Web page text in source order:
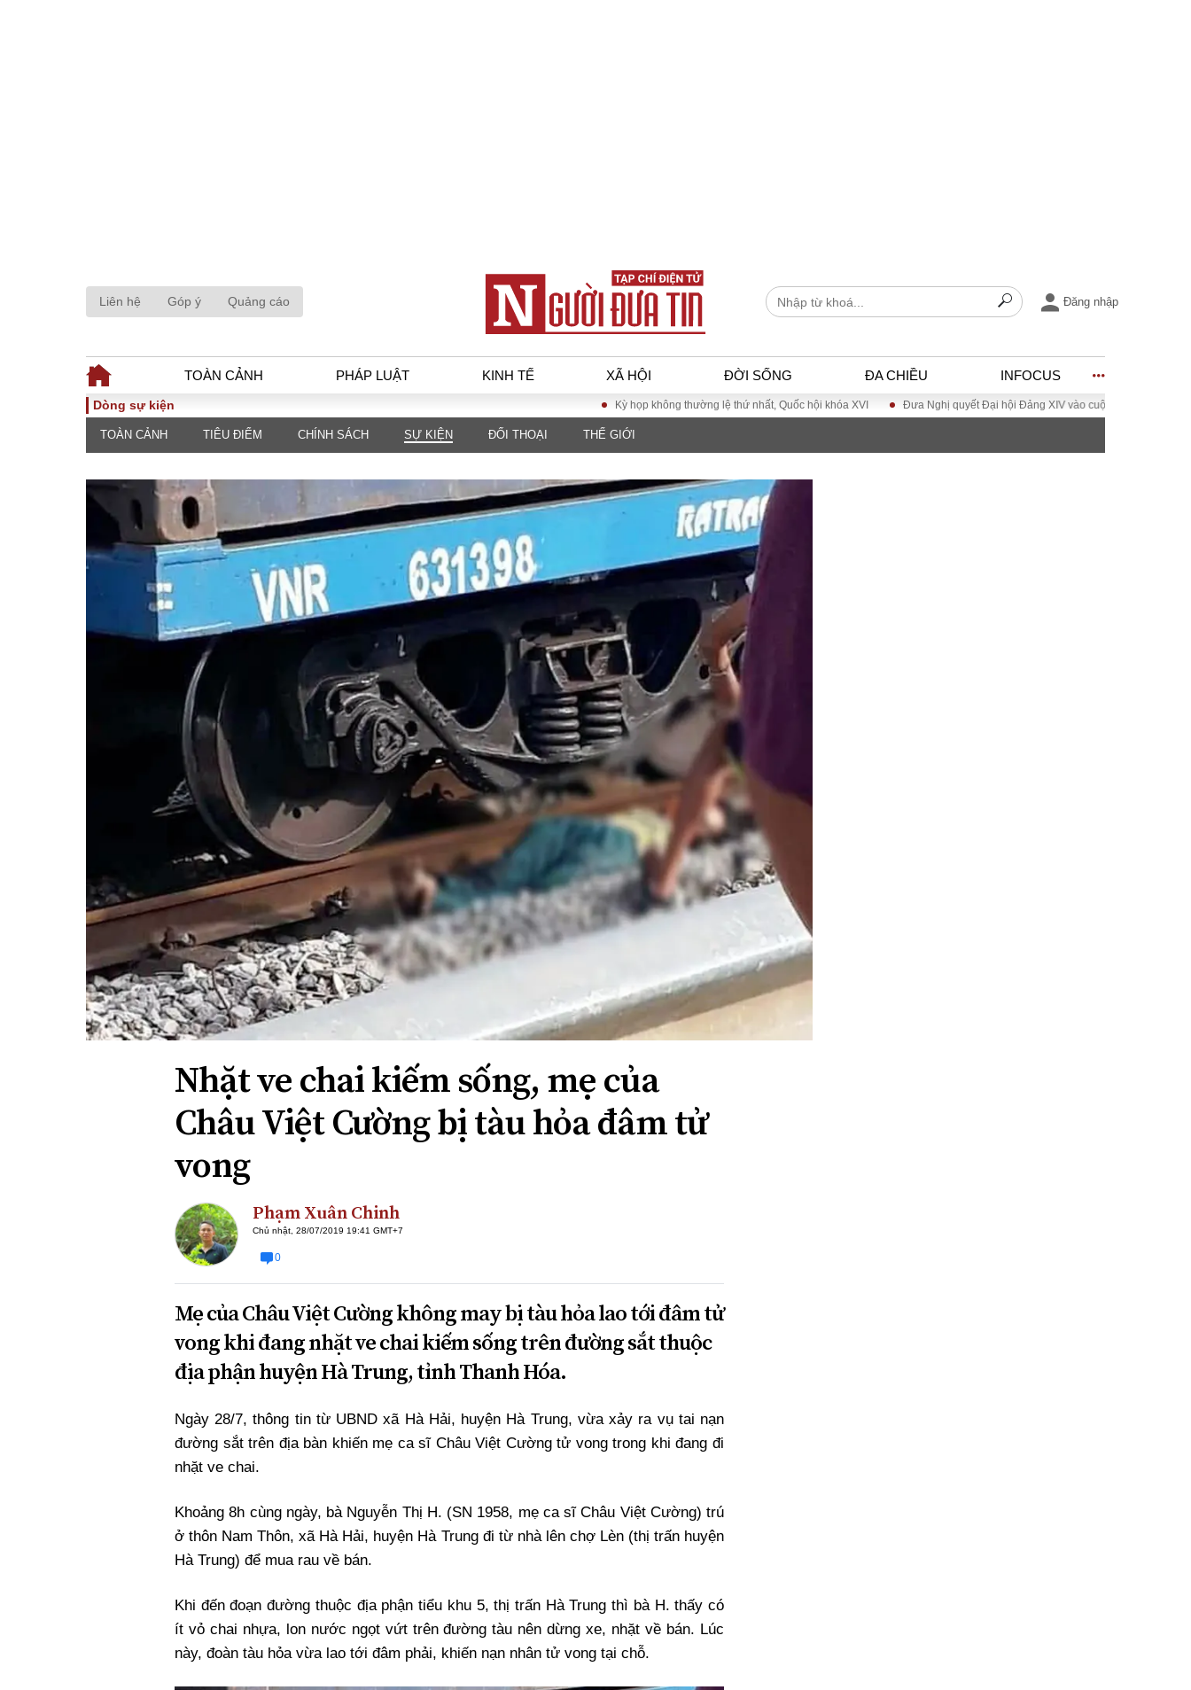
Liên hệ Góp ý Quảng cáo Đăng nhập
TOÀN CẢNH PHÁP LUẬT KINH TẾ XÃ HỘI ĐỜI SỐNG ĐA CHIỀU INFOCUS
TOÀN CẢNH
Chính sách
Sự kiện
Đối thoại
Thế giới
PHÁP LUẬT
Góc nhìn luật gia
Hồ sơ điều tra
Tiếng nói công dân
An ninh - Hình sự
KINH TẾ
Tài chính - Ngân
hàng
Kinh tế vĩ mô
Hồ sơ doanh
nghiệp
Xu hướng thị
trường
Tiêu dùng và dư
luận
Công nghệ
Giáo dục
Văn hoá
Môi trường
Giao thông – Đô thị
ĐA CHIỀU
Quan điểm
Xi nhan Trái Phải
Bạn đọc viết
INFOCUS
Dòng sự kiện Kỳ họp không thường lệ thứ nhất, Quốc hội khóa XVI Đưa Nghị quyết Đại hội Đảng XIV vào cuộc sống
TOÀN CẢNH TIÊU ĐIỂM CHÍNH SÁCH SỰ KIỆN ĐỐI THOẠI THẾ GIỚI
Nhặt ve chai kiếm sống, mẹ của
Châu Việt Cường bị tàu hỏa đâm tử
vong
Phạm Xuân Chinh
Chủ nhật, 28/07/2019 19:41 GMT+7
0
Mẹ của Châu Việt Cường không may bị tàu hỏa lao tới đâm tử
vong khi đang nhặt ve chai kiếm sống trên đường sắt thuộc
địa phận huyện Hà Trung, tỉnh Thanh Hóa.
Ngày 28/7, thông tin từ UBND xã Hà Hải, huyện Hà Trung, vừa xảy ra vụ tai nạn
đường sắt trên địa bàn khiến mẹ ca sĩ Châu Việt Cường tử vong trong khi đang đi
nhặt ve chai.
Khoảng 8h cùng ngày, bà Nguyễn Thị H. (SN 1958, mẹ ca sĩ Châu Việt Cường) trú
ở thôn Nam Thôn, xã Hà Hải, huyện Hà Trung đi từ nhà lên chợ Lèn (thị trấn huyện
Hà Trung) để mua rau về bán.
Khi đến đoạn đường thuộc địa phận tiểu khu 5, thị trấn Hà Trung thì bà H. thấy có
ít vỏ chai nhựa, lon nước ngọt vứt trên đường tàu nên dừng xe, nhặt về bán. Lúc
này, đoàn tàu hỏa vừa lao tới đâm phải, khiến nạn nhân tử vong tại chỗ.